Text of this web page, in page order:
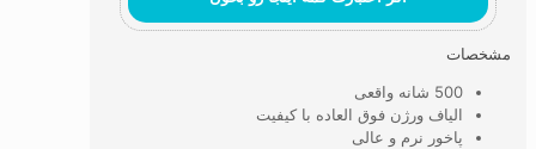
ورژن
5VE25
مشخصات
500 شانه واقعی
الیاف ورژن فوق العاده با کیفیت
پاخور نرم و عالی